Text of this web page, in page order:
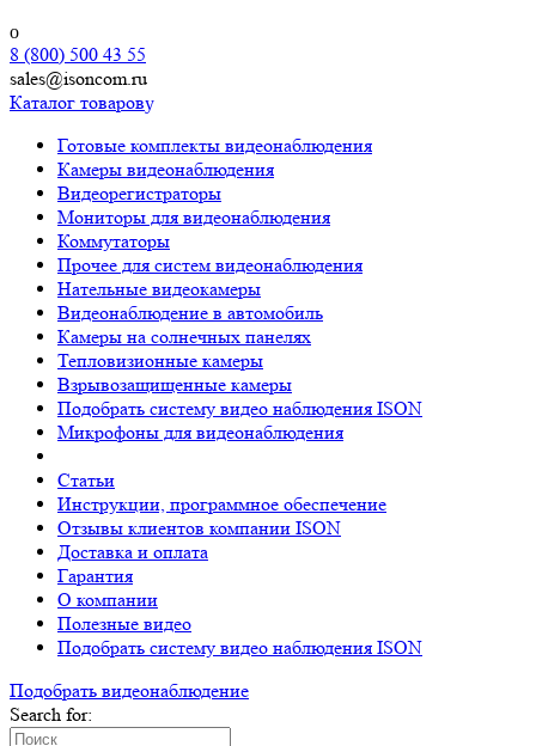
8 (800) 500 43 55
sales@isoncom.ru
Каталог товаров
Готовые комплекты видеонаблюдения
Камеры видеонаблюдения
Видеорегистраторы
Мониторы для видеонаблюдения
Коммутаторы
Прочее для систем видеонаблюдения
Нательные видеокамеры
Видеонаблюдение в автомобиль
Камеры на солнечных панелях
Тепловизионные камеры
Взрывозащищенные камеры
Подобрать систему видео наблюдения ISON
Микрофоны для видеонаблюдения
Статьи
Инструкции, программное обеспечение
Отзывы клиентов компании ISON
Доставка и оплата
Гарантия
О компании
Полезные видео
Подобрать систему видео наблюдения ISON
Подобрать видеонаблюдениe
Search for: